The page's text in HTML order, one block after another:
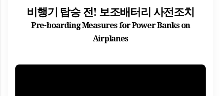
비행기 탑승 전! 보조배터리 사전조치
Pre-boarding Measures for Power Banks on
Airplanes